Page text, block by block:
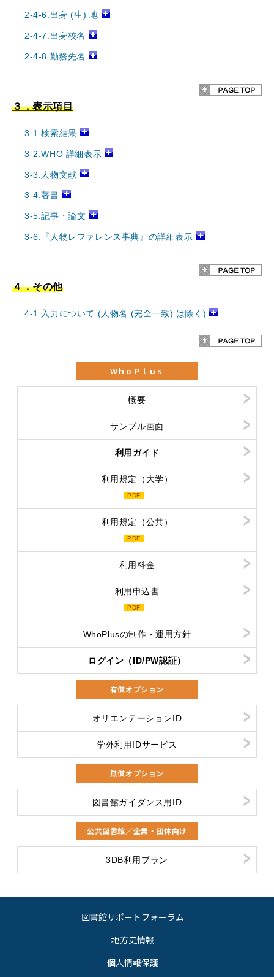
2-4-6.出身 (生) 地
2-4-7.出身校名
2-4-8.勤務先名
３．表示項目
3-1.検索結果
3-2.WHO 詳細表示
3-3.人物文献
3-4.著書
3-5.記事・論文
3-6.『人物レファレンス事典』の詳細表示
４．その他
4-1.入力について (人物名 (完全一致) は除く)
ＷｈｏＰｌｕｓ
概要
サンプル画面
利用ガイド
利用規定（大学）
PDF
利用規定（公共）
PDF
利用料金
利用申込書
PDF
WhoPlusの制作・運用方針
ログイン（ID/PW認証）
有償オプション
オリエンテーションID
学外利用IDサービス
無償オプション
図書館ガイダンス用ID
公共図書館／企業・団体向け
3DB利用プラン
図書館サポートフォーラム
地方史情報
個人情報保護